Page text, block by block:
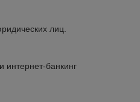
лиц.
интернет-банкинг